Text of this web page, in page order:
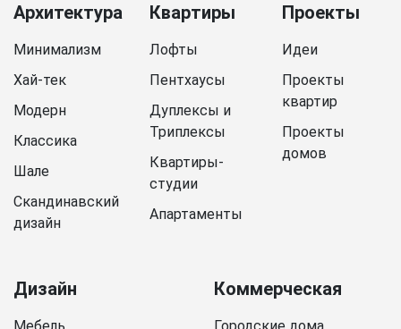
Архитектура
Минимализм
Хай-тек
Модерн
Классика
Шале
Скандинавский
дизайн
Квартиры
Лофты
Пентхаусы
Дуплексы и
Триплексы
Квартиры-
студии
Апартаменты
Проекты
Идеи
Проекты
квартир
Проекты
домов
Дизайн Коммерческая